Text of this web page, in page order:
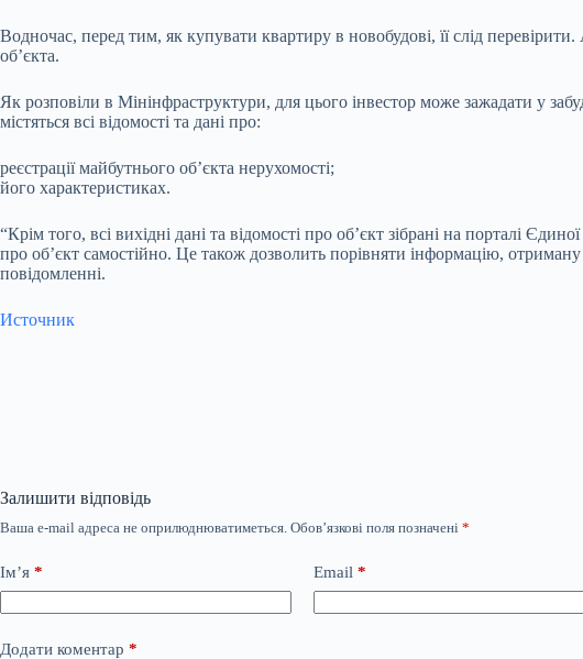
Водночас, перед тим, як купувати квартиру в новобудові, її слід
об’єкта.
Як розповіли в Мінінфраструктури, для цього інвестор може зажадати у
містяться всі відомості та дані про:
реєстрації майбутнього об’єкта нерухомості;
його характеристиках.
“Крім того, всі вихідні дані та відомості про об’єкт зібрані на порталі
про об’єкт самостійно. Це також дозволить порівняти інформацію,
повідомленні.
Источник
Залишити відповідь
Ваша e-mail адреса не оприлюднюватиметься. Обов’язкові поля позначені *
Ім’я * Email *
Додати коментар *